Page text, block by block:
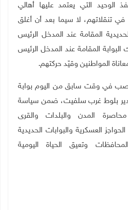
الوحيد التي يعتمد عليها أهالي
تنقلاتهم، لا سيما بعد أن أغلق
المقامة عند المدخل الرئيس
المقامة عند المدخل الرئيس
المواطنين وقيّد حركتهم.
نصب في وقت سابق من اليوم بوابة
دير بلوط غرب سلفيت، ضمن سياسة
المدن والبلدات والقرى
العسكرية والبوابات الحديدية
وتعيق الحياة اليومية